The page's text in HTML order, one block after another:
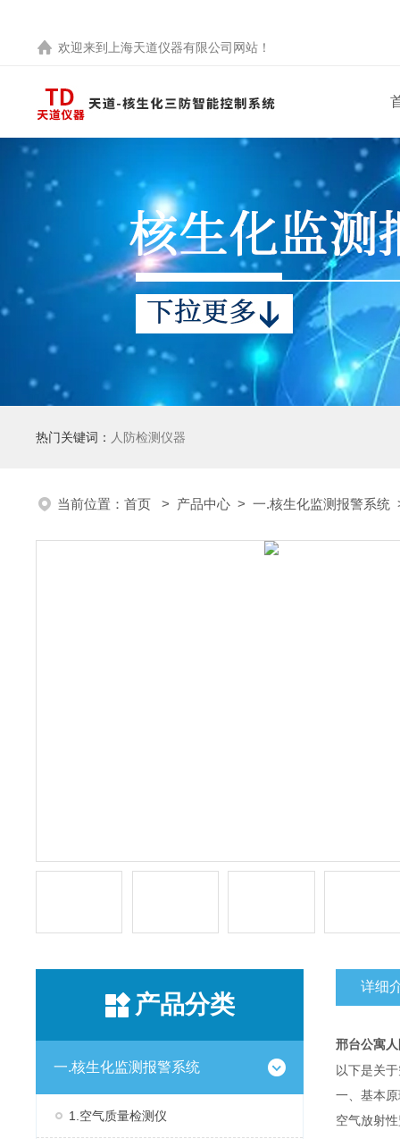
欢迎来到 上海天道仪器有限公司 网站！
热门关键词： 人防检测仪器
当前位置： 首页 > 产品中心 > 一.核生化监测报警系统
产品分类
一.核生化监测报警系统
1.空气质量检测仪
详细
邢台公寓
以下是关
一、基本
空气放射